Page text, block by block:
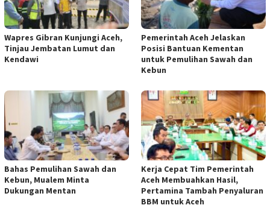
Wapres Gibran Kunjungi Aceh,
Tinjau Jembatan Lumut dan
Kendawi
Pemerintah Aceh Jelaskan
Posisi Bantuan Kementan
untuk Pemulihan Sawah dan
Kebun
Bahas Pemulihan Sawah dan
Kebun, Mualem Minta
Dukungan Mentan
Kerja Cepat Tim Pemerintah
Aceh Membuahkan Hasil,
Pertamina Tambah Penyaluran
BBM untuk Aceh